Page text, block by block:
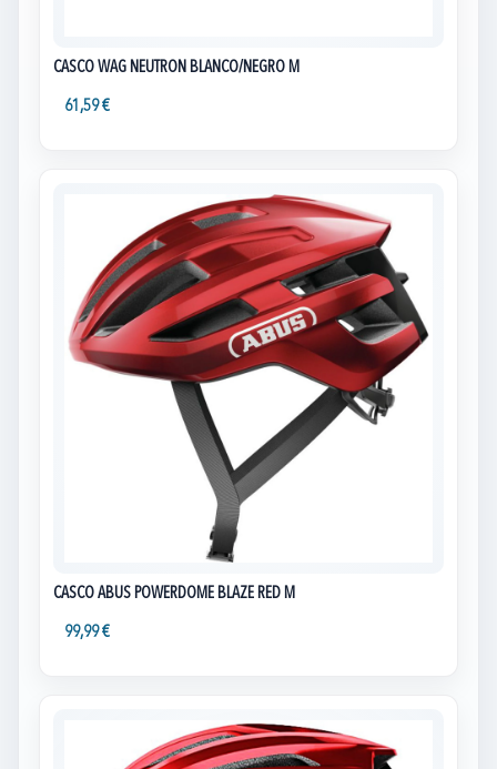
CASCO WAG NEUTRON BLANCO/NEGRO M
61,59 €
CASCO ABUS POWERDOME BLAZE RED M
99,99 €